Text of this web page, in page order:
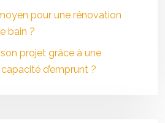
pour une rénovation
bain ?
projet grâce à une
d’emprunt ?